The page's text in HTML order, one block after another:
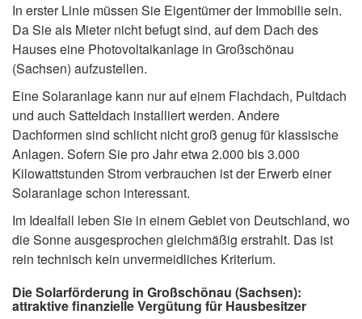
In erster Linie müssen Sie Eigentümer der Immobilie sein.
Da Sie als Mieter nicht befugt sind, auf dem Dach des
Hauses eine Photovoltaikanlage in Großschönau
(Sachsen) aufzustellen.
Eine Solaranlage kann nur auf einem Flachdach, Pultdach
und auch Satteldach installiert werden. Andere
Dachformen sind schlicht nicht groß genug für klassische
Anlagen. Sofern Sie pro Jahr etwa 2.000 bis 3.000
Kilowattstunden Strom verbrauchen ist der Erwerb einer
Solaranlage schon interessant.
Im Idealfall leben Sie in einem Gebiet von Deutschland, wo
die Sonne ausgesprochen gleichmäßig erstrahlt. Das ist
rein technisch kein unvermeidliches Kriterium.
Die Solarförderung in Großschönau (Sachsen):
attraktive finanzielle Vergütung für Hausbesitzer